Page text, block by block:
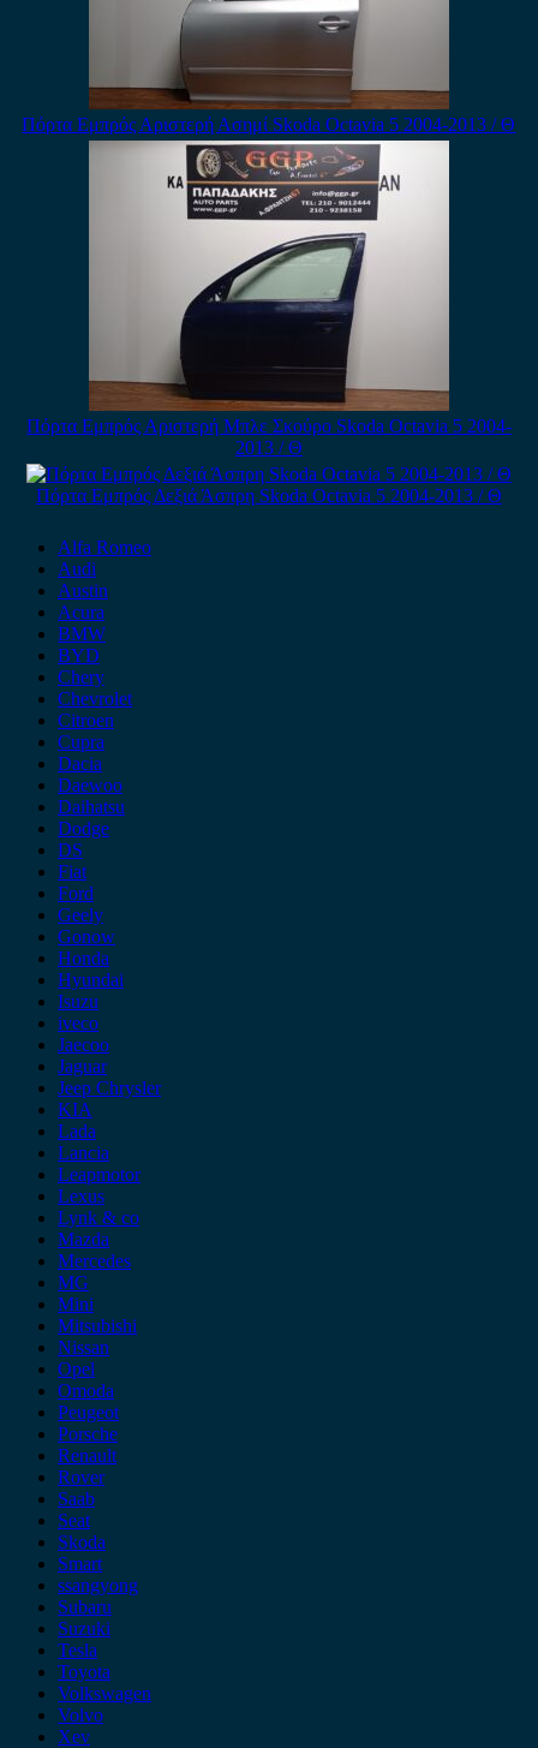
Πόρτα Εμπρός Αριστερή Ασημί Skoda Octavia 5 2004-2013 / Θ
Πόρτα Εμπρός Αριστερή Μπλε Σκούρο Skoda Octavia 5 2004-
2013 / Θ
Πόρτα Εμπρός Δεξιά Άσπρη Skoda Octavia 5 2004-2013 / Θ
Alfa Romeo
Audi
Austin
Acura
BMW
BYD
Chery
Chevrolet
Citroen
Cupra
Dacia
Daewoo
Daihatsu
Dodge
DS
Fiat
Ford
Geely
Gonow
Honda
Hyundai
Isuzu
iveco
Jaecoo
Jaguar
Jeep Chrysler
KIA
Lada
Lancia
Leapmotor
Lexus
Lynk & co
Mazda
Mercedes
MG
Mini
Mitsubishi
Nissan
Opel
Omoda
Peugeot
Porsche
Renault
Rover
Saab
Seat
Skoda
Smart
ssangyong
Subaru
Suzuki
Tesla
Toyota
Volkswagen
Volvo
Xev